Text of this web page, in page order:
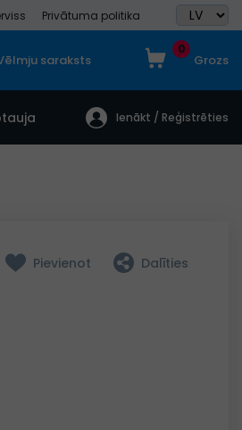
Privātuma politika
saraksts
0
Grozs
Ienākt / Reģistrēties
Pievienot Dalīties